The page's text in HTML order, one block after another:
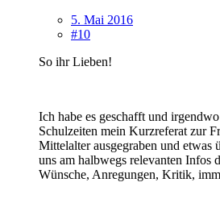
5. Mai 2016
#10
So ihr Lieben!
Ich habe es geschafft und
Schulzeiten mein Kurzreferat zur
Mittelalter ausgegraben und etwas
uns am halbwegs relevanten Infos
Wünsche, Anregungen, Kritik,